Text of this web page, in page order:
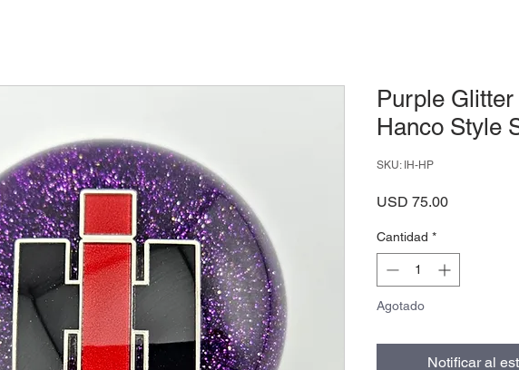
Purple
Hanco Style
SKU: IH-HP
USD 75.00Precio
Cantidad *
Agotado
Notificar al